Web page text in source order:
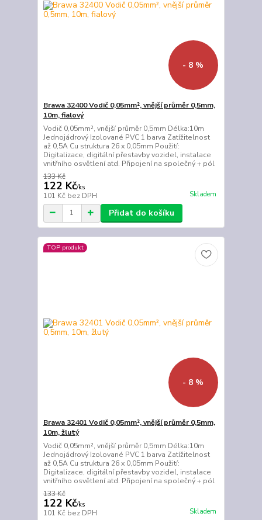
- 8 %
Brawa 32400 Vodič 0,05mm², vnější průměr 0,5mm,
10m, fialový
Vodič 0,05mm², vnější průměr 0,5mm Délka:10m
Jednojádrový Izolované PVC 1 barva Zatížitelnost
až 0,5A Cu struktura 26 x 0,05mm Použití:
Digitalizace, digitální přestavby vozidel, instalace
vnitřního osvětlení atd. Připojení na společný + pól
133 Kč
122 Kč/ks
101 Kč bez DPH Skladem
Přidat do košíku
TOP produkt
- 8 %
Brawa 32401 Vodič 0,05mm², vnější průměr 0,5mm,
10m, žlutý
Vodič 0,05mm², vnější průměr 0,5mm Délka:10m
Jednojádrový Izolované PVC 1 barva Zatížitelnost
až 0,5A Cu struktura 26 x 0,05mm Použití:
Digitalizace, digitální přestavby vozidel, instalace
vnitřního osvětlení atd. Připojení na společný + pól
133 Kč
122 Kč/ks
101 Kč bez DPH Skladem